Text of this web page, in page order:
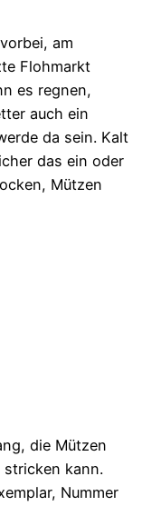
am
Flohmarkt
es regnen,
auch ein
da sein. Kalt
das ein oder
Mützen
die Mützen
kann.
Nummer